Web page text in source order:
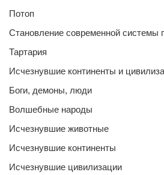
Потоп
Становление современной системы
Тартария
Исчезнувшие континенты и
Боги, демоны, люди
Волшебные народы
Исчезнувшие животные
Исчезнувшие континенты
Исчезнувшие цивилизации